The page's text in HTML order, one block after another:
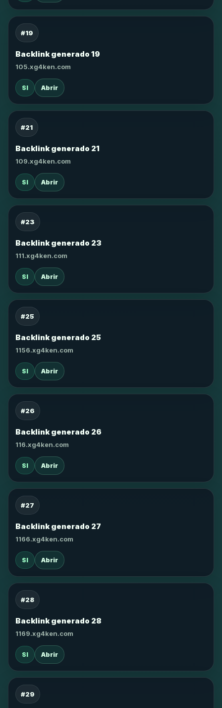
#19
Backlink generado 19
105.xg4ken.com
SI Abrir
#21
Backlink generado 21
109.xg4ken.com
SI Abrir
#23
Backlink generado 23
111.xg4ken.com
SI Abrir
#25
Backlink generado 25
1156.xg4ken.com
SI Abrir
#26
Backlink generado 26
116.xg4ken.com
SI Abrir
#27
Backlink generado 27
1166.xg4ken.com
SI Abrir
#28
Backlink generado 28
1169.xg4ken.com
SI Abrir
#29